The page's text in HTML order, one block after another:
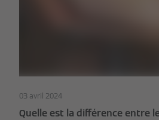
03 avril 2024
Quelle est la différence entre